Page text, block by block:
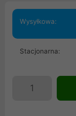
Wysyłkowa:
Stacjonarna: